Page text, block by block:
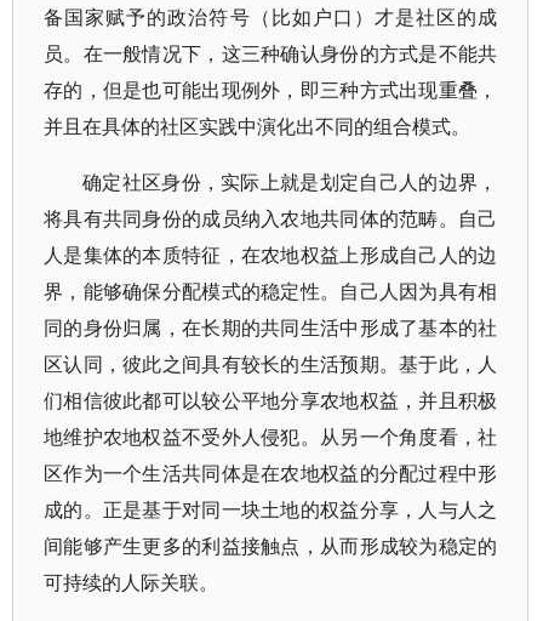
备国家赋予的政治符号（比如户口）才是社区的成
员。在一般情况下，这三种确认身份的方式是不能共
存的，但是也可能出现例外，即三种方式出现重叠，
并且在具体的社区实践中演化出不同的组合模式。
确定社区身份，实际上就是划定自己人的边界，
将具有共同身份的成员纳入农地共同体的范畴。自己
人是集体的本质特征，在农地权益上形成自己人的边
界，能够确保分配模式的稳定性。自己人因为具有相
同的身份归属，在长期的共同生活中形成了基本的社
区认同，彼此之间具有较长的生活预期。基于此，人
们相信彼此都可以较公平地分享农地权益，并且积极
地维护农地权益不受外人侵犯。从另一个角度看，社
区作为一个生活共同体是在农地权益的分配过程中形
成的。正是基于对同一块土地的权益分享，人与人之
间能够产生更多的利益接触点，从而形成较为稳定的
可持续的人际关联。